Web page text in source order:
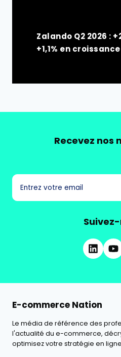
Zalando Q2 2026 :
+1,1% en
Recevez nos
E-commerce Nation
Le média de référence des
l'actualité du e-commerce,
optimisez votre stratégie en